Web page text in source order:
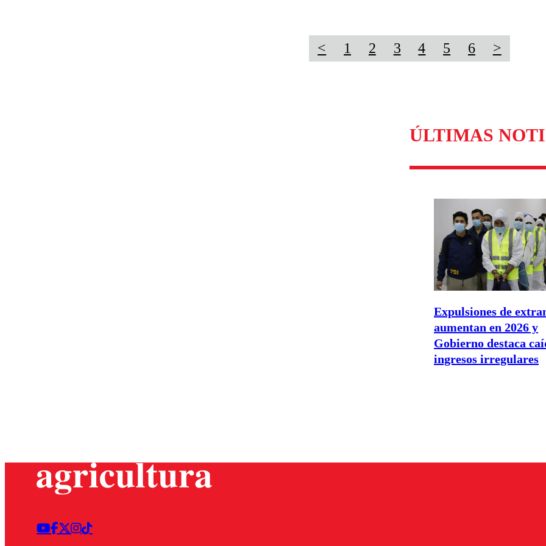
< 1 2 3 4 5 6 >
ÚLTIMAS
Expulsiones de
aumentan en 2026 y
Gobierno destaca
ingresos irregulares